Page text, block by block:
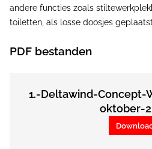
andere functies zoals
toiletten, als losse doosjes
PDF bestanden
1.-Deltawind-Concept-
oktober-